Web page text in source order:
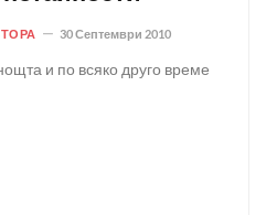
30 Септември 2010
и по всяко друго време